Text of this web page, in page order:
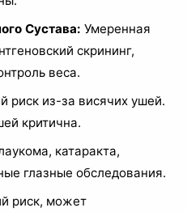
Сустава: Умеренная
скрининг,
веса.
риск из-за висячих ушей.
критична.
катаракта,
глазные обследования.
риск, может